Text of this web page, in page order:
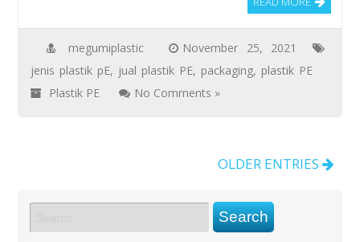
megumiplastic
November 25, 2021
jenis plastik pE, jual plastik PE, packaging, plastik PE
Plastik PE
No Comments »
OLDER ENTRIES